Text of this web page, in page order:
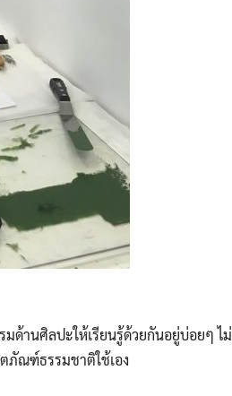
ด้านศิลปะให้เรียนรู้ด้วยกันอยู่บ่อยๆ ไม่
ภัณฑ์ธรรมชาติใช้เอง